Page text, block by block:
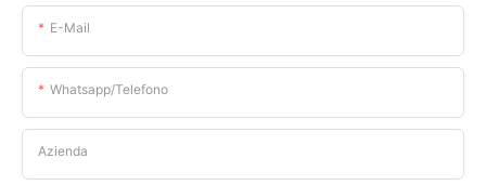
E-Mail
Whatsapp/telefono
Azienda